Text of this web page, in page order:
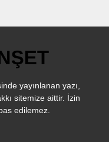
yayınlanan yazı,
sitemize aittir. İzin
edilemez.